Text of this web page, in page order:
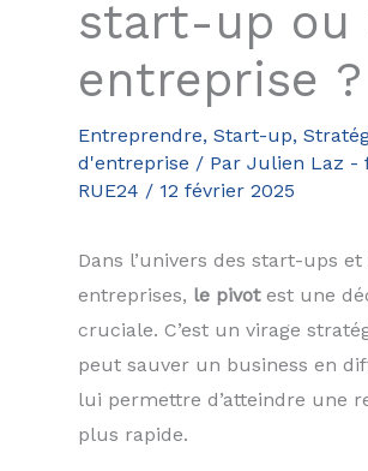
start-up ou
entreprise ?
Entreprendre, Start-up,
d'entreprise / Par Julien Laz -
RUE24 / 12 février 2025
Dans l’univers des start-ups et
entreprises, le pivotest une
cruciale. C’est un virage
peut sauver un business en
lui permettre d’atteindre une
plus rapide.